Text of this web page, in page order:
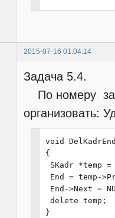
Kadr = Start =
clrscr();
scanf("%d",
Start = Kadr;
End = Kadr;
clrscr();
PrintKadrs();
char
Find(findf);
Sort();
2015-07-16 01:04:14
Задача 5.4.
По номеру
организовать:
void
{
SKadr *temp =
End = temp-
End->Next =
delete temp;
}